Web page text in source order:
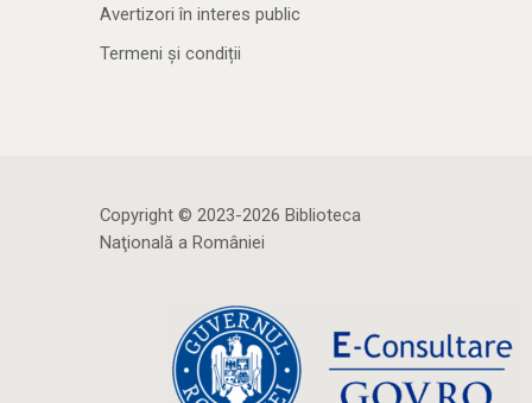
Avertizori în interes public
Termeni și condiții
Copyright © 2023-2026 Biblioteca
Naţională a României